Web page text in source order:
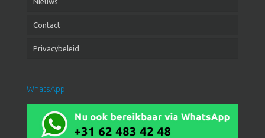
Contact
Privacybeleid
WhatsApp